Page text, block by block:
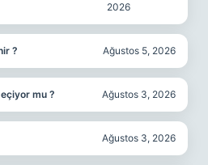
2026
? Ağustos 5, 2026
mu ? Ağustos 3, 2026
Ağustos 3, 2026